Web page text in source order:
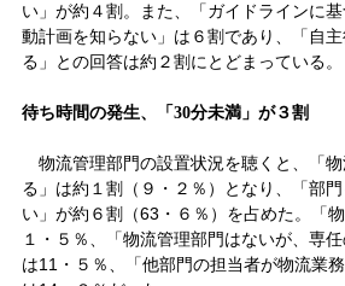
い」が約４割。また、「ガイドラインに
動計画を知らない」は６割であり、「自
る」との回答は約２割にとどまっている。
待ち時間の発生、「30分未満」が３割
物流管理部門の設置状況を聴くと、「
る」は約１割（９・２％）となり、「部
い」が約６割（63・６％）を占めた。「
１・５％、「物流管理部門はないが、専任
は11・５％、「他部門の担当者が物流業